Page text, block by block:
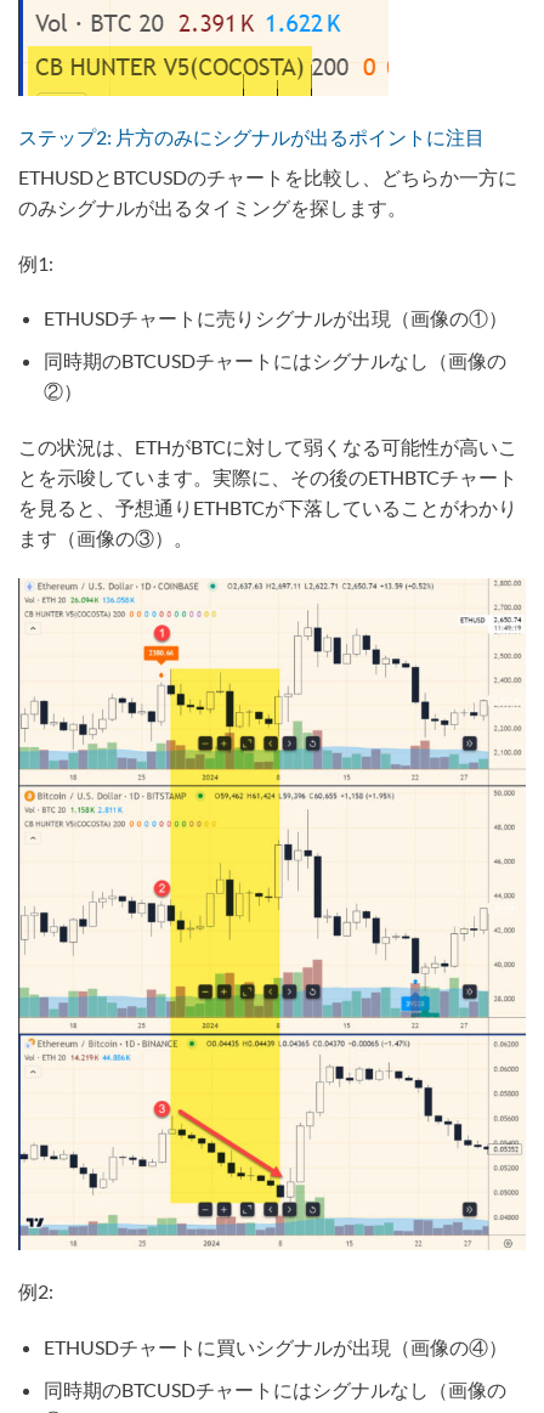
ステップ2: 片方のみにシグナルが出るポイントに注目
ETHUSDとBTCUSDのチャートを比較し、どちらか一方に
のみシグナルが出るタイミングを探します。
例1:
ETHUSDチャートに売りシグナルが出現（画像の①）
同時期のBTCUSDチャートにはシグナルなし（画像の
②）
この状況は、ETHがBTCに対して弱くなる可能性が高いこ
とを示唆しています。実際に、その後のETHBTCチャート
を見ると、予想通りETHBTCが下落していることがわかり
ます（画像の③）。
例2:
ETHUSDチャートに買いシグナルが出現（画像の④）
同時期のBTCUSDチャートにはシグナルなし（画像の